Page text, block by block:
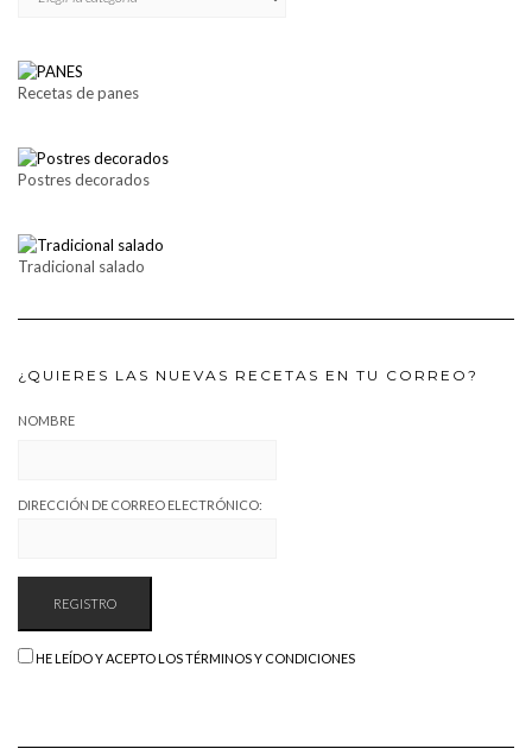
Recetas de panes
Postres decorados
Tradicional salado
¿QUIERES LAS NUEVAS RECETAS EN TU CORREO?
NOMBRE
DIRECCIÓN DE CORREO ELECTRÓNICO:
HE LEÍDO Y ACEPTO LOS TÉRMINOS Y CONDICIONES